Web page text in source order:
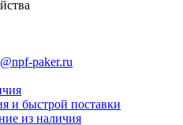
paker.ru
и быстрой поставки